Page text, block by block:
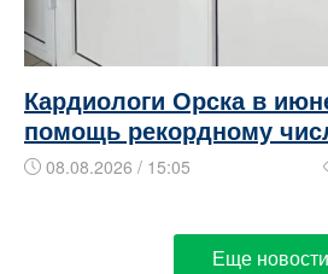
Кардиологи Орска в
помощь рекордному
08.08.2026 / 15:05
Еще новости